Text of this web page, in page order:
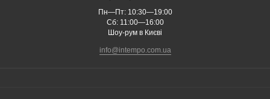
Пн—Пт: 10:30—19:00
Сб: 11:00—16:00
Шоу-рум в Києві
info@intempo.com.ua